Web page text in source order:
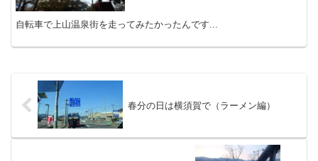
自転車で上山温泉街を走ってみたかったんです...
春分の日は横須賀で（ラーメン編）